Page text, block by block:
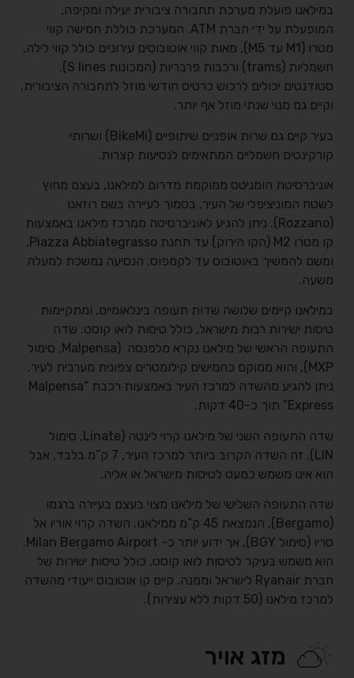
במילאנו פועלת מערכת תחבורה ציבורית יעילה ומקיפה,
המופעלת על ידי חברת ATM. המערכת כוללת חמישה קווי
מטרו (M1 עד M5), מאות קווי אוטובוסים עירוניים כולל קווי לילה,
חשמליות (trams) ורכבות פרבריות (המכונות S lines).
סטודנטים יכולים לרכוש כרטיס חודשי מוזל לתחבורה הציבורית,
וקיים גם מנוי שנתי מוזל אף יותר.
בעיר קיים גם שרות אופניים שיתופיים (BikeMi) ושרותי
קורקינטים חשמליים המתאימים לנסיעות קצרות.
אוניברסיטת הומניטס ממוקמת מדרום למילאנו, בעצם מחוץ
לשטח המוניציפלי של העיר, בסמוך לעיירה בשם רוזאנו
(Rozzano). ניתן להגיע לאוניברסיטה ממרכז מילאנו באמצעות
קו מטרו M2 (הקו הירוק) עד תחנת Piazza Abbiategrasso,
ומשם להמשיך באוטובוס עד לקמפוס. הנסיעה נמשכת למעלה
משעה.
במילאנו קיימים שלושה שדות תעופה בינלאומיים, ומתקיימות
טיסות ישירות רבות מישראל, כולל טיסות לואו קוסט. שדה
התעופה הראשי של מילאנו נקרא מלפנסה (Malpensa, סימול
MXP), והוא ממוקם כחמישים קילומטרים צפונית מערבית לעיר.
ניתן להגיע מהשדה למרכז העיר באמצעות רכבת “Malpensa
Express” תוך כ-40 דקות.
שדה התעופה השני של מילאנו קרוי לינטה (Linate, סימול
LIN). זה השדה הקרוב ביותר למרכז העיר, 7 ק”מ בלבד, אבל
הוא אינו משמש כמעט לטיסות מישראל או אליה.
שדה התעופה השלישי של מילאנו מצוי בעצם בעיירה ברגמו
(Bergamo), הנמצאת 45 ק”מ ממילאנו. השדה קרוי אוריו אל
סריו (סימול BGY), אך ידוע יותר כ- Milan Bergamo Airport.
הוא משמש בעיקר לטיסות לואו קוסט, כולל טיסות ישירות של
חברת Ryanair לישראל וממנה. קיים קו אוטובוס ייעודי מהשדה
למרכז מילאנו (50 דקות ללא עצירות).
מזג אויר